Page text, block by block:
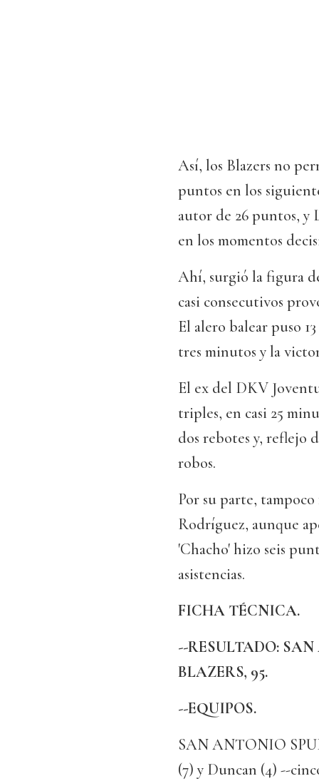
Así, los Blazers no
puntos en los
autor de 26 puntos, y
en los momentos
Ahí, surgió la figura
casi consecutivos
El alero balear puso
tres minutos y la
El ex del DKV
triples, en casi 25
dos rebotes y, reflejo
robos.
Por su parte,
Rodríguez, aunque
'Chacho' hizo seis
asistencias.
FICHA TÉCNICA.
--RESULTADO:
BLAZERS, 95.
--EQUIPOS.
SAN ANTONIO
(7) y Duncan (4) --